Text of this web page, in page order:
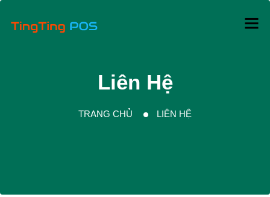
Liên Hệ
TRANG CHỦ LIÊN HỆ